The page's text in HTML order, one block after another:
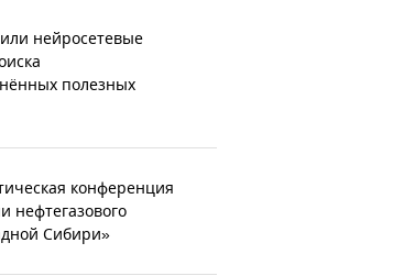
нейросетевые
полезных
конференция
нефтегазового
Сибири»